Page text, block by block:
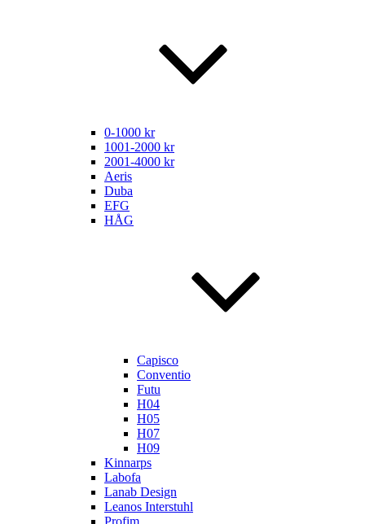
0-1000 kr
1001-2000 kr
2001-4000 kr
Aeris
Duba
EFG
HÅG
Capisco
Conventio
Futu
H04
H05
H07
H09
Kinnarps
Labofa
Lanab Design
Leanos Interstuhl
Profim